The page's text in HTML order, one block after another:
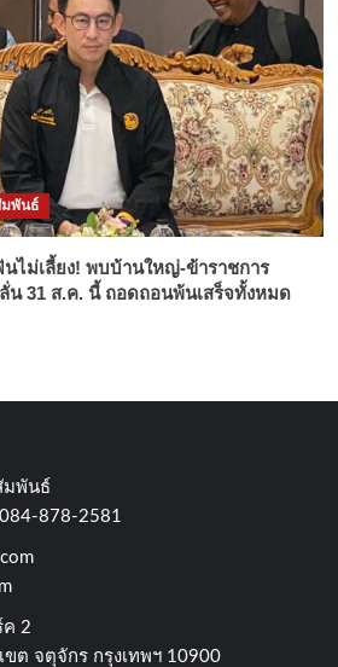
พันธ์
ไม่เลี้ยง! พบบ้านใหญ่-ข้าราชการ
น 31 ส.ค. นี้ ถอดถอนพ้นเสร็จทั้งหมด
มพันธ์
878-2581
2
ต​ จตุจักร​ กรุงเทพฯ 10900